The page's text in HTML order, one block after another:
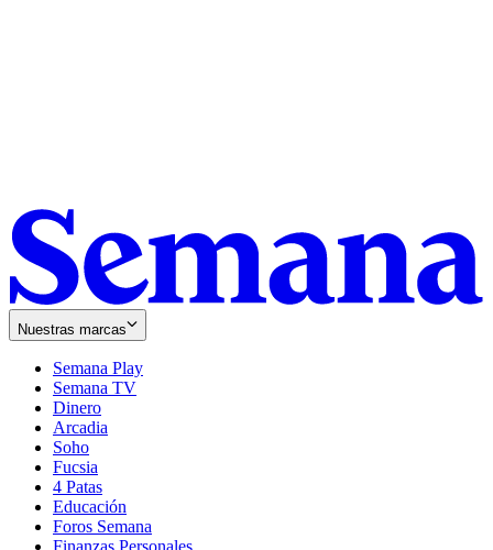
Nuestras marcas
Semana Play
Semana TV
Dinero
Arcadia
Soho
in
new
window
Fucsia
in
new
window
4 Patas
Educación
Foros Semana
Finanzas Personales